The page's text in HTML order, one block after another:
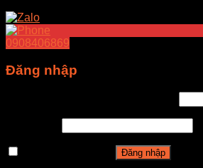
0908406869
Đăng nhập
Đăng nhập